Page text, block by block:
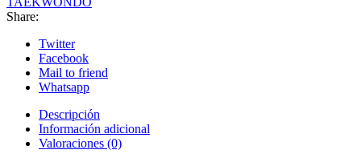
Share:
Twitter
Facebook
Mail to friend
Whatsapp
Descripción
Información adicional
Valoraciones (0)